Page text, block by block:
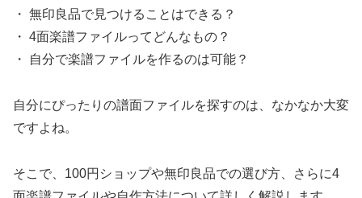
・ 無印良品で見つけることはできる？
・ 4面楽譜ファイルってどんなもの？
・ 自分で楽譜ファイルを作るのは可能？
自分にぴったりの譜面ファイルを探すのは、なかなか大変
ですよね。
そこで、100円ショップや無印良品での選び方、さらに4